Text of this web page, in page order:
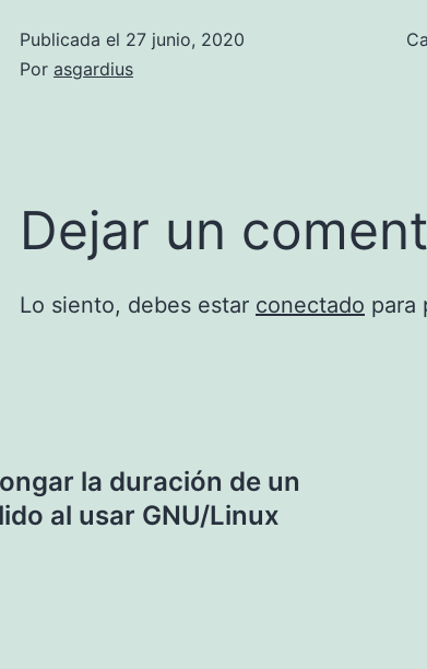
Publicada el 27 junio, 2020
Por asgardius
Dejar un
Lo siento, debes estar conectado para
la duración de un
al usar GNU/Linux